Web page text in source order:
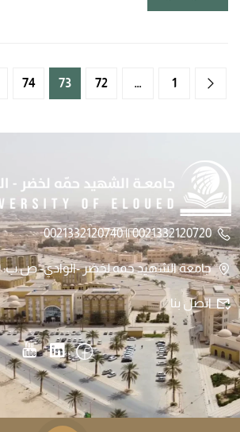
1
…
72
73
74
0021332120720 || 0021332120740
جامعة الشهيد حمه لخضر -الوادي- ص.ب: 789 الوادي الجزائر
اتصل بنا